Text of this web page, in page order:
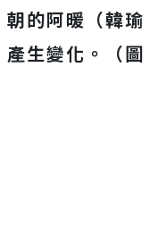
朝的阿暖（韓
產生變化。（